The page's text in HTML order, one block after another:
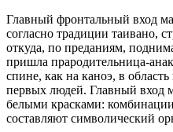
Главный фронтальный вход
согласно традиции таивано,
откуда, по преданиям,
пришла прародительница-
спине, как на каноэ, в
первых людей. Главный вход
белыми красками:
составляют символический